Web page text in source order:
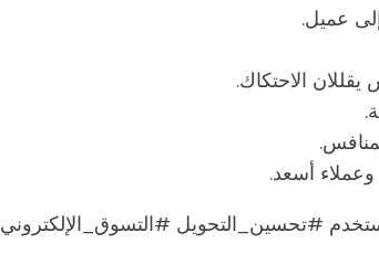
الاحتكاك.
#تحسين_التحويل #التسوق_الإلكتروني